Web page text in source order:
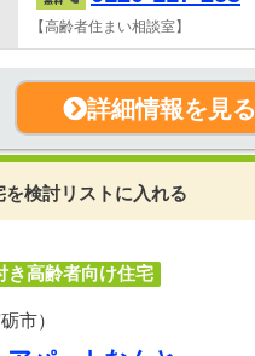
【高齢者住まい相談室】
詳細情報を見る
検討リストに入れる
き高齢者向け住宅
市）